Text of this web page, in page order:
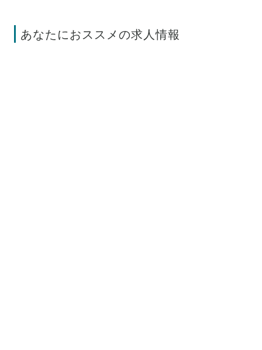
あなたにおススメの求人情報